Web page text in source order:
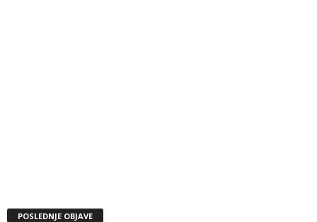
POSLEDNJE OBJAVE